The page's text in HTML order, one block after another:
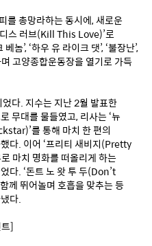
를 총망라하는 동시에, 새로운
스 러브(Kill This Love)’로
놈’, ‘하우 유 라이크 댓’, ‘불장난’,
고양종합운동장을 열기로 가득
다. 지수는 지난 2월 발표한
무대를 물들였고, 리사는 ‘뉴
를 통해 마치 한 편의
다. 이어 ‘프리티 새비지(Pretty
마치 명화를 떠올리게 하는
다. ‘돈트 노 왓 투 두(Don’t
께 뛰어놀며 호흡을 맞추는 등
다.
]